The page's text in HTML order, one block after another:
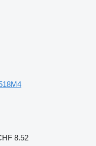
8.52